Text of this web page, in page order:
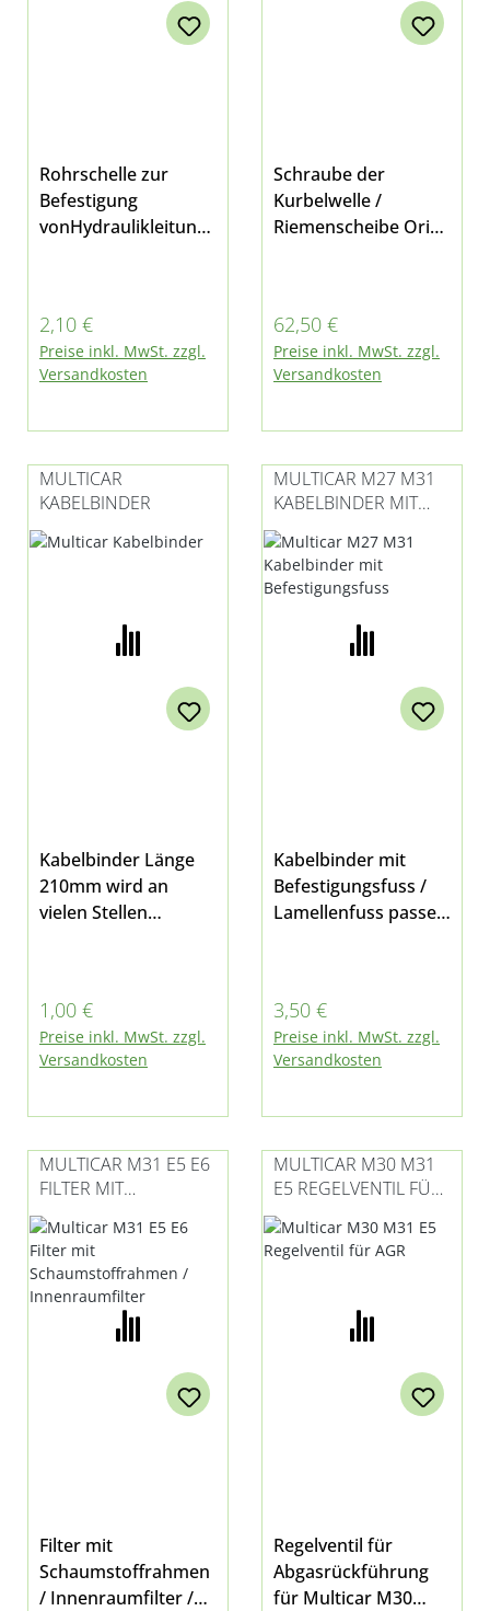
Rohrschelle zur
Befestigung
vonHydraulikleitunge
bei fast allen
Multicar-Modellen
verwendungen
Regulärer Preis:
2,10 €
Preise inkl. MwSt. zzgl.
Versandkosten
Schraube der
Kurbelwelle /
Riemenscheibe Origi
M26.4, Fumo M30
E3/E4/E5 und M31
E5/E6
Regulärer Preis:
62,50 €
Preise inkl. MwSt. zzgl.
Versandkosten
MULTICAR
KABELBINDER
Kabelbinder Länge
210mm wird an
vielen Stellen
M27, Fumo M30 und
M31
Regulärer Preis:
1,00 €
Preise inkl. MwSt. zzgl.
Versandkosten
MULTICAR M27 M31
KABELBINDER MIT
BEFESTIGUNGSFUSS
Kabelbinder mit
Befestigungsfuss /
Lamellenfuss passen
M31
Regulärer Preis:
3,50 €
Preise inkl. MwSt. zzgl.
Versandkosten
MULTICAR M31 E5 E6
FILTER MIT
SCHAUMSTOFFRAHM
EN /
INNENRAUMFILTER
Filter mit
Schaumstoffrahmen
/ Innenraumfilter /
MULTICAR M30 M31
E5 REGELVENTIL FÜR
AGR
Regelventil für
Abgasrückführung
für Multicar M30